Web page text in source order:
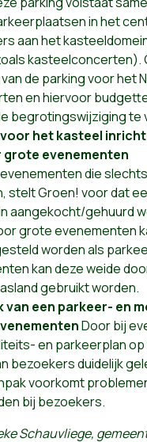
in het
aan het
kasteelconcerten).
de parking voor het
en hiervoor
begrotingswijziging te
voor het kasteel
grote evenementen
die
stelt Groen! voor dat
aangekocht/gehuurd
grote evenementen
worden als
kan deze weide
gebruikt worden.
van een parkeer- en
Door bij
en parkeerplan op
bezoekers duidelijk
voorkomt
bij bezoekers.
Schauvliege,